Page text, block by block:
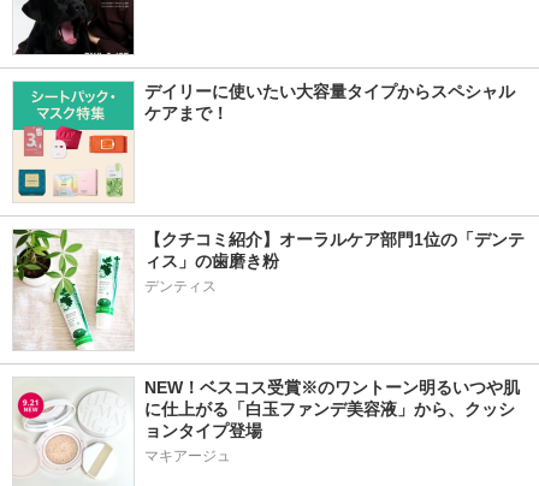
デイリーに使いたい大容量タイプからスペシャル
ケアまで！
【クチコミ紹介】オーラルケア部門1位の「デンテ
ィス」の歯磨き粉
デンティス
NEW！ベスコス受賞※のワントーン明るいつや肌
に仕上がる「白玉ファンデ美容液」から、クッシ
ョンタイプ登場
マキアージュ